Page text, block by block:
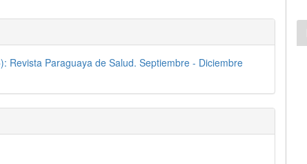
Revista Paraguaya de Salud. Septiembre - Diciembre